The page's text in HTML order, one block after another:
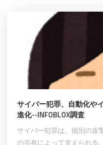
サイバー犯罪、自動化や
進化--INFOBLOX調査
サイバー犯罪は、個別の攻
の共有によって支えられる